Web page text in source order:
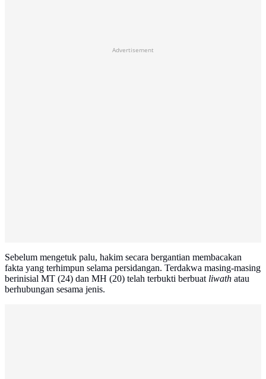
Advertisement
Sebelum mengetuk palu, hakim secara bergantian membacakan
fakta yang terhimpun selama persidangan. Terdakwa masing-masing
berinisial MT (24) dan MH (20) telah terbukti berbuat liwath atau
berhubungan sesama jenis.